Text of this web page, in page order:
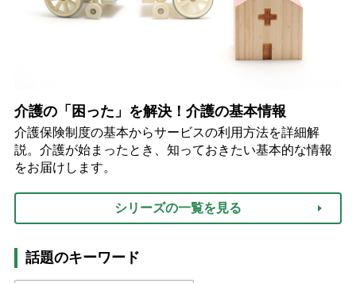
介護の「困った」を解決！介護の基本情報
介護保険制度の基本からサービスの利用方法を詳細解
説。介護が始まったとき、知っておきたい基本的な情報
をお届けします。
シリーズの一覧を見る
話題のキーワード